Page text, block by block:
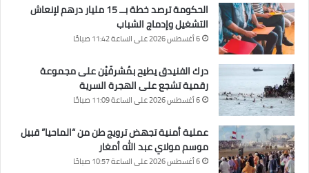
الحكومة ترصد خطة بــ 15 مليار درهم لإنعاش
التشغيل وإدماج الشباب
6 أغسطس 2026 على الساعة 11:42 صباحًا
درك الفنيدق يطيح بمُشرفَيْن على مجموعة
رقمية تشجع على الهجرة السرية
6 أغسطس 2026 على الساعة 11:09 صباحًا
عملية أمنية تجهض ترويج طن من “الماحيا” قبيل
موسم مولاي عبد الله أمغار
6 أغسطس 2026 على الساعة 10:57 صباحًا